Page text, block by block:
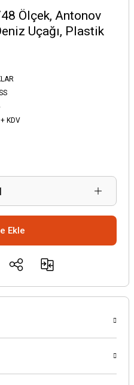
Ölçek, Antonov
Uçağı, Plastik
KDV
Ekle